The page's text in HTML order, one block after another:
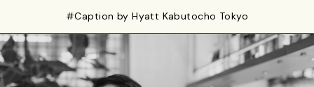
#Caption by Hyatt Kabutocho Tokyo